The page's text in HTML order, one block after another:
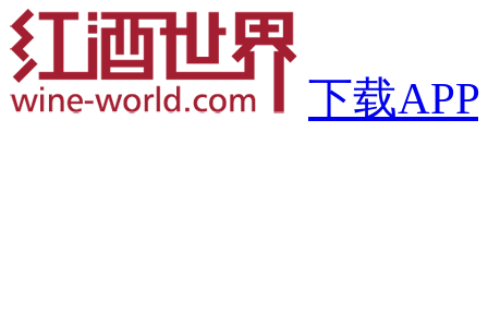
下载APP